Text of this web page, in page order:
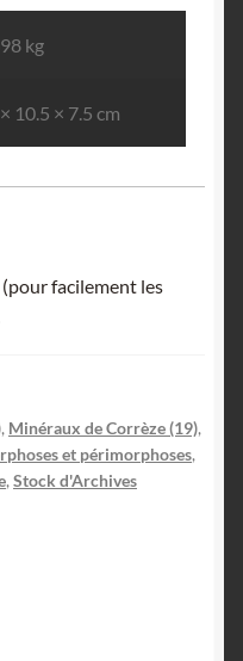
kg
10.5 × 7.5 cm
facilement les
, Minéraux de Corrèze (19),
et périmorphoses,
, Stock d'Archives